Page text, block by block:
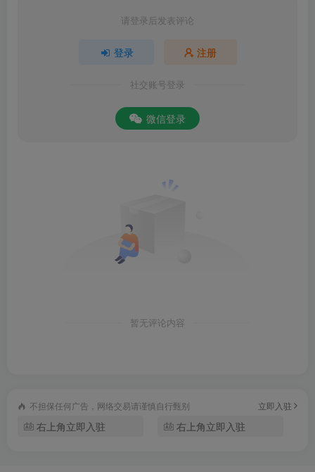
请登录后发表评论
登录 注册
社交账号登录
微信登录
暂无评论内容
不担保任何广告，网络交易请谨慎自行甄别 立即入驻
右上角立即入驻 右上角立即入驻